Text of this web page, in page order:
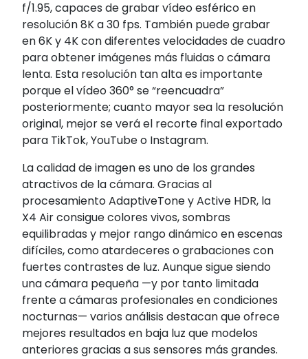
f/1.95, capaces de grabar vídeo esférico en
resolución 8K a 30 fps. También puede grabar
en 6K y 4K con diferentes velocidades de cuadro
para obtener imágenes más fluidas o cámara
lenta. Esta resolución tan alta es importante
porque el vídeo 360° se “reencuadra”
posteriormente; cuanto mayor sea la resolución
original, mejor se verá el recorte final exportado
para TikTok, YouTube o Instagram.
La calidad de imagen es uno de los grandes
atractivos de la cámara. Gracias al
procesamiento AdaptiveTone y Active HDR, la
X4 Air consigue colores vivos, sombras
equilibradas y mejor rango dinámico en escenas
difíciles, como atardeceres o grabaciones con
fuertes contrastes de luz. Aunque sigue siendo
una cámara pequeña —y por tanto limitada
frente a cámaras profesionales en condiciones
nocturnas— varios análisis destacan que ofrece
mejores resultados en baja luz que modelos
anteriores gracias a sus sensores más grandes.